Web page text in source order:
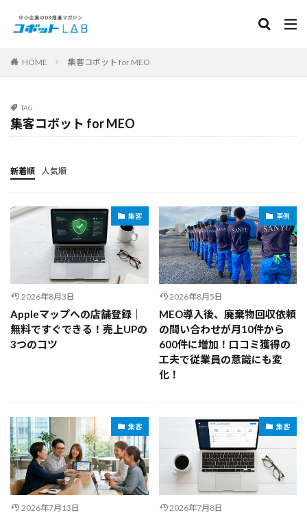
HOME 集客コボット for MEO
TAG
集客コボット for MEO
新着順 人気順
集客
2026年8月3日
Appleマップへの店舗登録｜
無料ですぐできる！売上UPの
3つのコツ
事例
2026年8月5日
MEO導入後、廃棄物回収依頼
の問い合わせが月10件から
600件に増加！口コミ獲得の
工夫で従業員の意識にも変
化！
集客
2026年7月13日
集客
2026年7月8日
サービス
面接コボット for アルバイト
採用ページコボット
集客コボット for MEO
集客コボット for SNS Booster
PICKUP
検索